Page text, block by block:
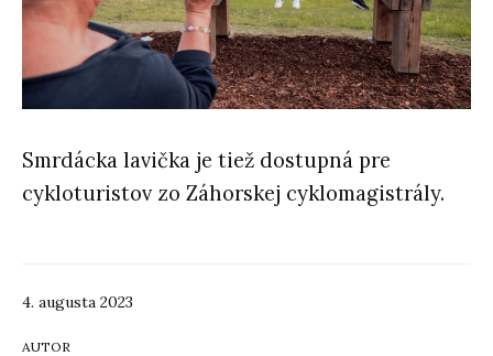
4. augusta 2023
AUTOR
Smrdácka lavička je tiež dostupná pre
cykloturistov zo Záhorskej cyklomagistrály.